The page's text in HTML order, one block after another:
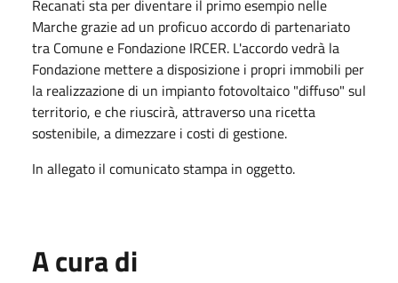
Recanati sta per diventare il primo esempio nelle
Marche grazie ad un proficuo accordo di partenariato
tra Comune e Fondazione IRCER. L'accordo vedrà la
Fondazione mettere a disposizione i propri immobili per
la realizzazione di un impianto fotovoltaico "diffuso" sul
territorio, e che riuscirà, attraverso una ricetta
sostenibile, a dimezzare i costi di gestione.
In allegato il comunicato stampa in oggetto.
A cura di